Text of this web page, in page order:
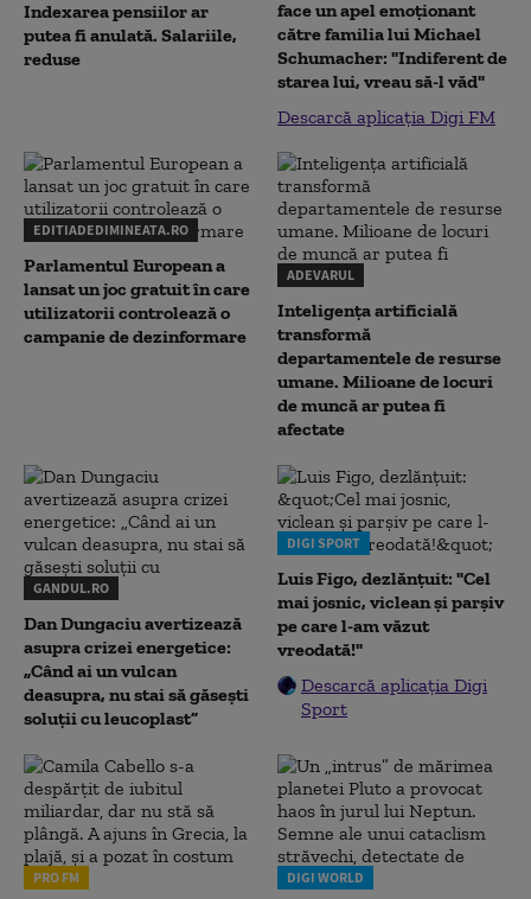
Indexarea pensiilor ar
putea fi anulată. Salariile,
reduse
face un apel emoționant
către familia lui Michael
Schumacher: "Indiferent de
starea lui, vreau să-l văd"
Descarcă aplicația Digi FM
EDITIADEDIMINEATA.RO
Parlamentul European a
lansat un joc gratuit în care
utilizatorii controlează o
campanie de dezinformare
ADEVARUL
Inteligența artificială
transformă
departamentele de resurse
umane. Milioane de locuri
de muncă ar putea fi
afectate
GANDUL.RO
Dan Dungaciu avertizează
asupra crizei energetice:
„Când ai un vulcan
deasupra, nu stai să găsești
soluții cu leucoplast”
DIGI SPORT
Luis Figo, dezlănțuit: "Cel
mai josnic, viclean și parșiv
pe care l-am văzut
vreodată!"
Descarcă aplicația Digi
Sport
PRO FM DIGI WORLD